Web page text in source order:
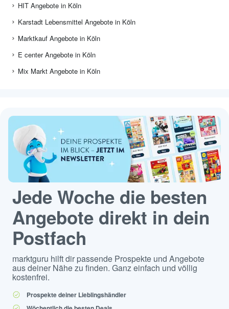
HIT Angebote in Köln
Karstadt Lebensmittel Angebote in Köln
Marktkauf Angebote in Köln
E center Angebote in Köln
Mix Markt Angebote in Köln
Jede Woche die besten
Angebote direkt in dein
Postfach
marktguru hilft dir passende Prospekte und Angebote
aus deiner Nähe zu finden. Ganz einfach und völlig
kostenfrei.
Prospekte deiner Lieblingshändler